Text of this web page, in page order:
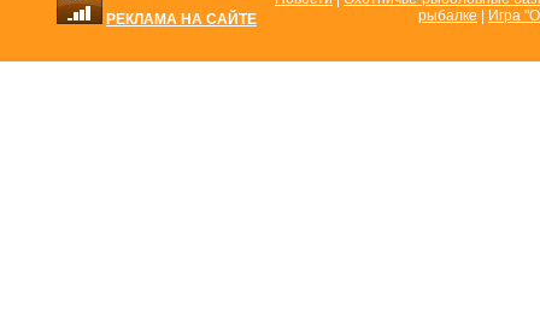
РЕКЛАМА НА САЙТЕ
рыбалке
Игра